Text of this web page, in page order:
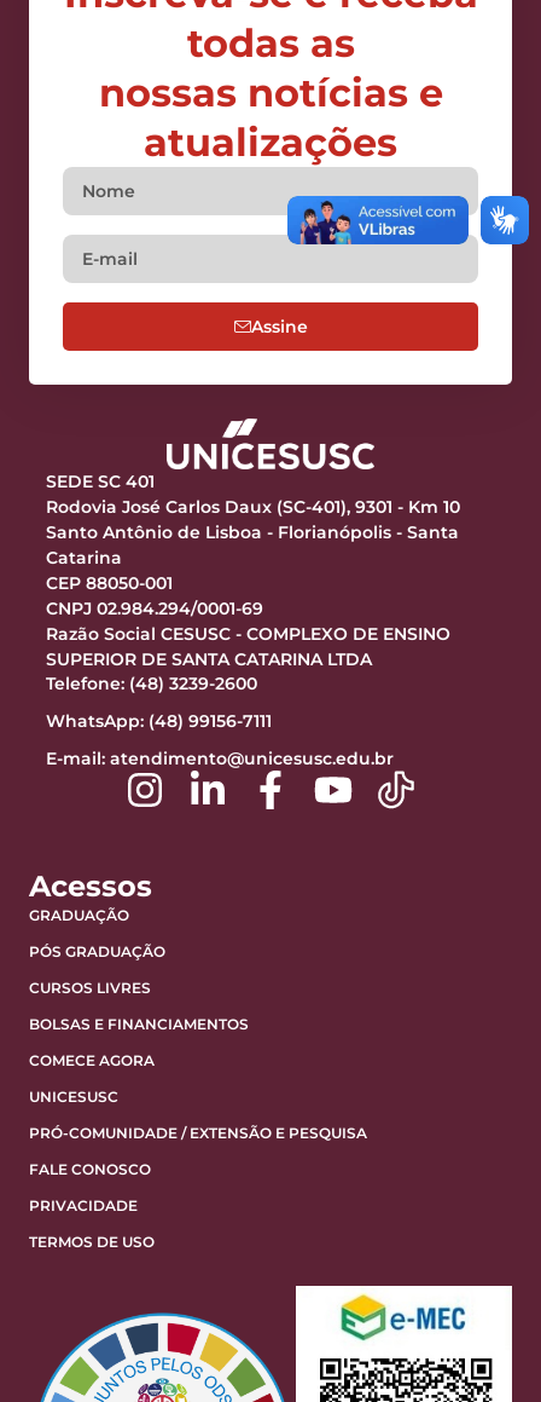
todas as
nossas notícias e
atualizações
Assine
SEDE SC 401
Rodovia José Carlos Daux (SC-401), 9301 - Km 10
Santo Antônio de Lisboa - Florianópolis - Santa
Catarina
CEP 88050-001
CNPJ 02.984.294/0001-69
Razão Social CESUSC - COMPLEXO DE ENSINO
SUPERIOR DE SANTA CATARINA LTDA
Telefone: (48) 3239-2600
WhatsApp: (48) 99156-7111
E-mail: atendimento@unicesusc.edu.br
Acessos
GRADUAÇÃO
PÓS GRADUAÇÃO
CURSOS LIVRES
BOLSAS E FINANCIAMENTOS
COMECE AGORA
UNICESUSC
PRÓ-COMUNIDADE / EXTENSÃO E PESQUISA
FALE CONOSCO
PRIVACIDADE
TERMOS DE USO